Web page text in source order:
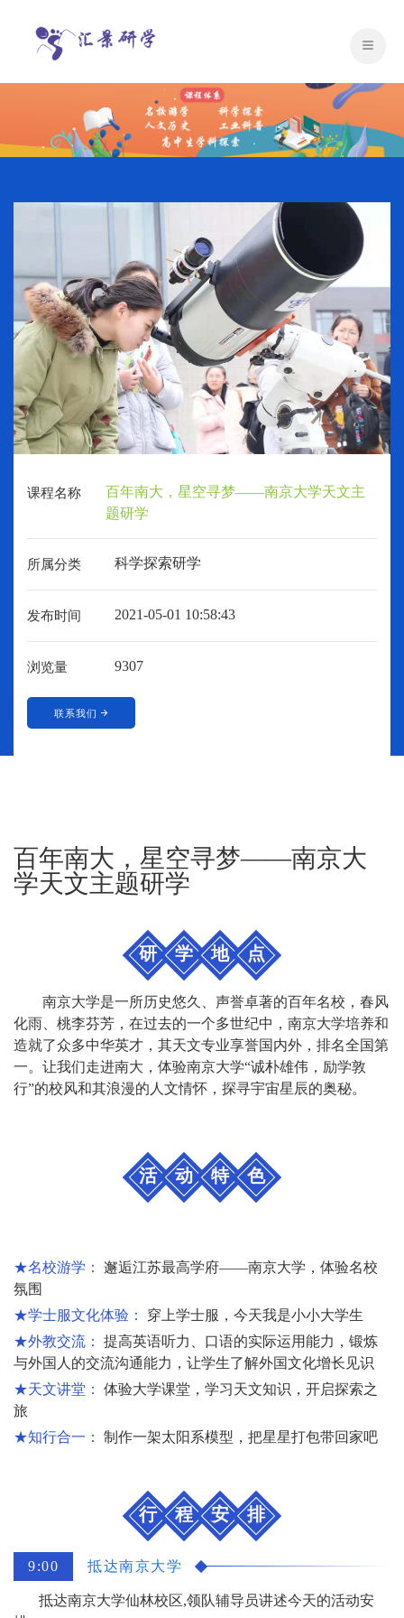
课程名称
百年南大，星空寻梦——南京大学天文主
题研学
所属分类 科学探索研学
发布时间 2021-05-01 10:58:43
浏览量 9307
联系我们
百年南大，星空寻梦——南京大
学天文主题研学
研 学 地 点
南京大学是一所历史悠久、声誉卓著的百年名校，春风
化雨、桃李芬芳，在过去的一个多世纪中，南京大学培养和
造就了众多中华英才，其天文专业享誉国内外，排名全国第
一。让我们走进南大，体验南京大学“诚朴雄伟，励学敦
行”的校风和其浪漫的人文情怀，探寻宇宙星辰的奥秘。
活 动 特 色
★名校游学：
邂逅江苏最高学府——南京大学，体验名校
氛围
★学士服文化体验：
穿上学士服，今天我是小小大学生
★外教交流： 提高英语听力、口语的实际运用能力，锻炼
与外国人的交流沟通能力，让学生了解外国文化增长见识
★天文讲堂：
体验大学课堂，学习天文知识，开启探索之
旅
★知行合一：
制作一架太阳系模型，把星星打包带回家吧
行 程 安 排
9:00 抵达南京大学
抵达南京大学仙林校区,领队辅导员讲述今天的活动安